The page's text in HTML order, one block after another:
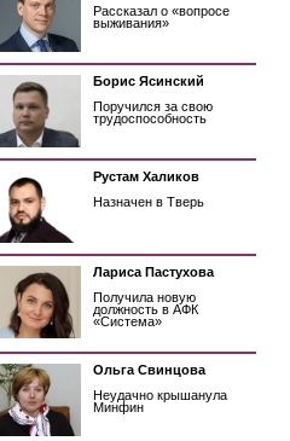
Рассказал о «вопросе
выживания»
Борис Ясинский
Поручился за свою
трудоспособность
Рустам Халиков
Назначен в Тверь
Лариса Пастухова
Получила новую
должность в АФК
«Система»
Ольга Свинцова
Неудачно крышанула
Минфин